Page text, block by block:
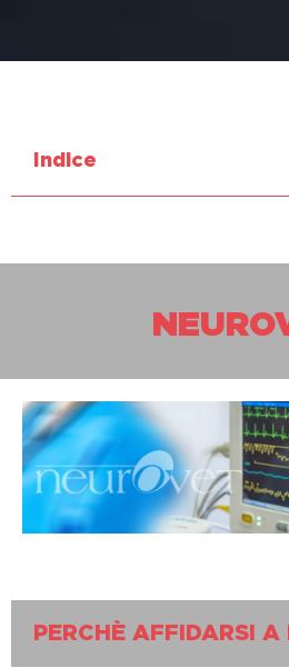
Indice
PERCHÈ AFFIDARSI A